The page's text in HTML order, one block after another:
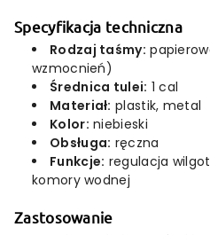
Specyfikacja techniczna
Rodzaj taśmy:
wzmocnień)
Średnica tulei: 1 cal
Materiał: plastik, metal
Kolor: niebieski
Obsługa: ręczna
Funkcje: regulacja
komory wodnej
Zastosowanie